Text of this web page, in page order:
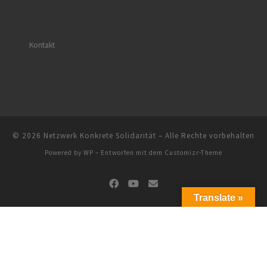
Kontakt
© 2026 Netzwerk Konkrete Solidarität – Alle Rechte vorbehalten
Powered by WP – Entworfen mit dem Customizr-Theme
Translate »